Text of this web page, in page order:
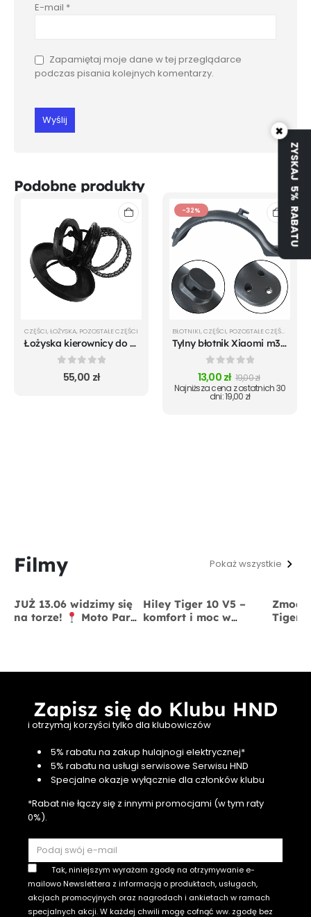
E-mail *
Zapamiętaj moje dane w tej przeglądarce
podczas pisania kolejnych komentarzy.
Podobne produkty
CZĘŚCI, ŁOŻYSKA, POZOSTAŁE CZĘŚCI
Łożyska kierownicy do Xiaomi m365 Pro Mi 1S Pro 2 Essential
out of 5
55,00 zł
-32%
BŁOTNIKI, CZĘŚCI, POZOSTAŁE CZĘŚCI
Tylny błotnik Xiaomi m365 / m365 Pro czarny
0out of 5
13,00zł 19,00zł
Najniższa cena z ostatnich 30
dni:19,00 zł
Filmy Pokaż wszystkie
JUŻ 13.06 widzimy się
na torze!
Moto Park
Hiley Tiger 10 V5 –
komfort i moc w
Tiger
Zapisz się do Klubu HND
i otrzymaj korzyści tylko dla klubowiczów
5% rabatu na zakup hulajnogi elektrycznej*
5% rabatu na usługi serwisowe Serwisu HND
Specjalne okazje wyłącznie dla członków klubu
*Rabat nie łączy się z innymi promocjami (w tym raty
0%).
Tak, niniejszym wyrażam zgodę na otrzymywanie e-
mailowo Newslettera z informacją o produktach, usługach,
akcjach promocyjnych oraz nagrodach i ankietach w ramach
specjalnych akcji. W każdej chwili mogę cofnąć ww. zgodę bez
×
ZYSKAJ 5% RABATU